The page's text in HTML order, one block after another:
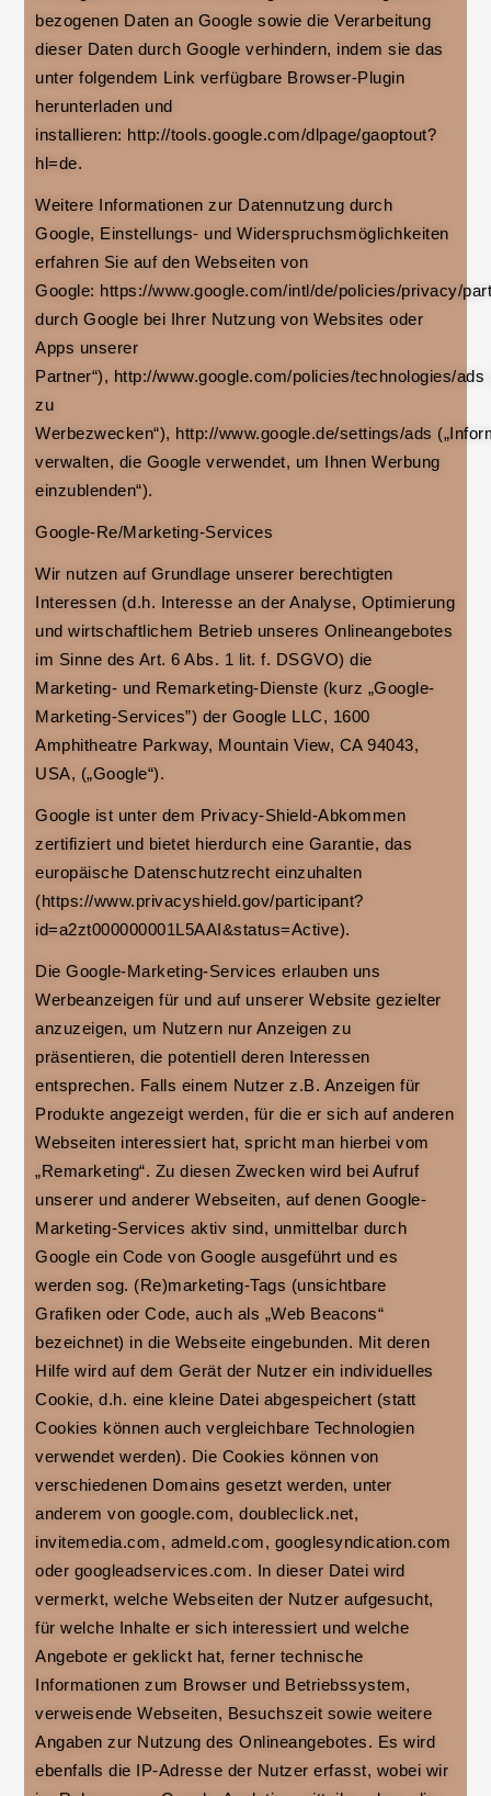
bezogenen Daten an Google sowie die Verarbeitung
dieser Daten durch Google verhindern, indem sie das
unter folgendem Link verfügbare Browser-Plugin
herunterladen und
installieren: http://tools.google.com/dlpage/gaoptout?
hl=de.
Weitere Informationen zur Datennutzung durch
Google, Einstellungs- und Widerspruchsmöglichkeiten
erfahren Sie auf den Webseiten von
Google: https://www.google.com/intl/de/policies/privacy/
durch Google bei Ihrer Nutzung von Websites oder
Apps unserer
Partner“), http://www.google.com/policies/technologies/ads
zu
Werbezwecken“), http://www.google.de/settings/ads
verwalten, die Google verwendet, um Ihnen Werbung
einzublenden“).
Google-Re/Marketing-Services
Wir nutzen auf Grundlage unserer berechtigten
Interessen (d.h. Interesse an der Analyse, Optimierung
und wirtschaftlichem Betrieb unseres Onlineangebotes
im Sinne des Art. 6 Abs. 1 lit. f. DSGVO) die
Marketing- und Remarketing-Dienste (kurz „Google-
Marketing-Services”) der Google LLC, 1600
Amphitheatre Parkway, Mountain View, CA 94043,
USA, („Google“).
Google ist unter dem Privacy-Shield-Abkommen
zertifiziert und bietet hierdurch eine Garantie, das
europäische Datenschutzrecht einzuhalten
(https://www.privacyshield.gov/participant?
id=a2zt000000001L5AAI&status=Active).
Die Google-Marketing-Services erlauben uns
Werbeanzeigen für und auf unserer Website gezielter
anzuzeigen, um Nutzern nur Anzeigen zu
präsentieren, die potentiell deren Interessen
entsprechen. Falls einem Nutzer z.B. Anzeigen für
Produkte angezeigt werden, für die er sich auf anderen
Webseiten interessiert hat, spricht man hierbei vom
„Remarketing“. Zu diesen Zwecken wird bei Aufruf
unserer und anderer Webseiten, auf denen Google-
Marketing-Services aktiv sind, unmittelbar durch
Google ein Code von Google ausgeführt und es
werden sog. (Re)marketing-Tags (unsichtbare
Grafiken oder Code, auch als „Web Beacons“
bezeichnet) in die Webseite eingebunden. Mit deren
Hilfe wird auf dem Gerät der Nutzer ein individuelles
Cookie, d.h. eine kleine Datei abgespeichert (statt
Cookies können auch vergleichbare Technologien
verwendet werden). Die Cookies können von
verschiedenen Domains gesetzt werden, unter
anderem von google.com, doubleclick.net,
invitemedia.com, admeld.com, googlesyndication.com
oder googleadservices.com. In dieser Datei wird
vermerkt, welche Webseiten der Nutzer aufgesucht,
für welche Inhalte er sich interessiert und welche
Angebote er geklickt hat, ferner technische
Informationen zum Browser und Betriebssystem,
verweisende Webseiten, Besuchszeit sowie weitere
Angaben zur Nutzung des Onlineangebotes. Es wird
ebenfalls die IP-Adresse der Nutzer erfasst, wobei wir